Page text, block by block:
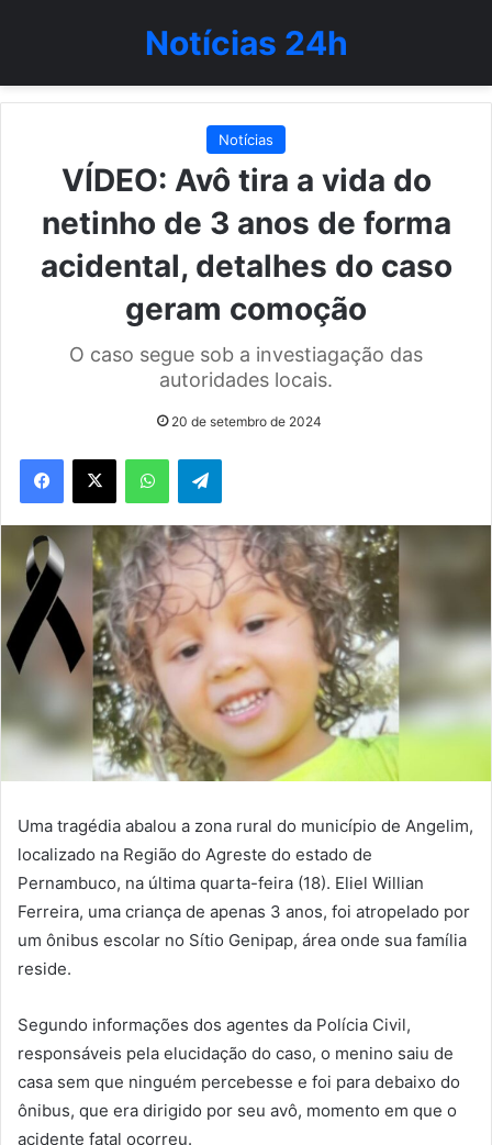
Notícias 24h
Notícias
VÍDEO: Avô tira a vida do
netinho de 3 anos de forma
acidental, detalhes do caso
geram comoção
O caso segue sob a investiagação das
autoridades locais.
20 de setembro de 2024
WhatsAppTelegram
Uma tragédia abalou a zona rural do município de Angelim,
localizado na Região do Agreste do estado de
Pernambuco, na última quarta-feira (18). Eliel Willian
Ferreira, uma criança de apenas 3 anos, foi atropelado por
um ônibus escolar no Sítio Genipap, área onde sua família
reside.
Segundo informações dos agentes da Polícia Civil,
responsáveis pela elucidação do caso, o menino saiu de
casa sem que ninguém percebesse e foi para debaixo do
ônibus, que era dirigido por seu avô, momento em que o
acidente fatal ocorreu.